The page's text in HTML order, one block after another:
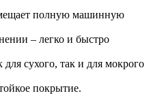
полную машинную
– легко и быстро
сухого, так и для мокрого
покрытие.